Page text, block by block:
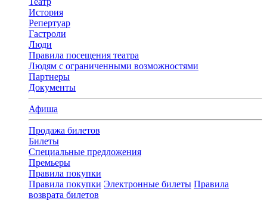
История
Репертуар
Гастроли
Люди
Правила посещения театра
Людям с ограниченными возможностями
Партнеры
Документы
Афиша
Продажа билетов
Билеты
Специальные предложения
Премьеры
Правила покупки
Правила покупки Электронные билеты Правила
возврата билетов